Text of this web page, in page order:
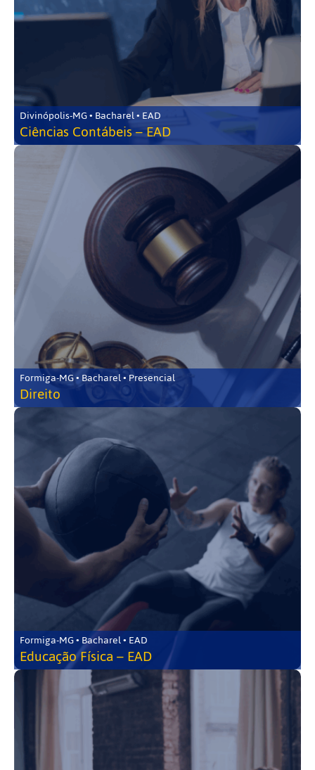
Divinópolis-MG • Bacharel • EAD
Ciências Contábeis – EAD
Formiga-MG • Bacharel • Presencial
Direito
Formiga-MG • Bacharel • EAD
Educação Física – EAD